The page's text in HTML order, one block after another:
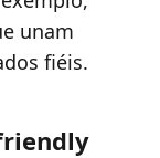
unam
fiéis.